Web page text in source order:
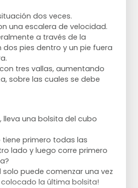
dos veces.
una escalera de velocidad.
a través de la
dos pies dentro y un pie fuera
tres vallas, aumentando
sobre las cuales se debe
lleva una bolsita del cubo
tiene primero todas las
lado y luego corre primero
solo puede comenzar una vez
la última bolsita!